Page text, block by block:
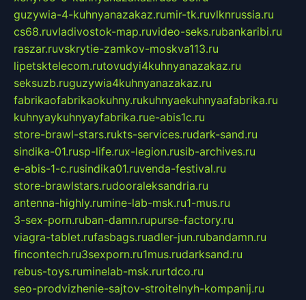
guzywia-4-kuhnyanazakaz.rumir-tk.ruvlknrussia.ru
cs68.ruvladivostok-map.ruvideo-seks.rubankaribi.ru
raszar.ruvskrytie-zamkov-moskva113.ru
lipetsktelecom.rutovudyi4kuhnyanazakaz.ru
seksuzb.ruguzywia4kuhnyanazakaz.ru
fabrikaofabrikaokuhny.rukuhnyaekuhnyaafabrika.ru
kuhnyaykuhnyayfabrika.rue-abis1c.ru
store-brawl-stars.rukts-services.rudark-sand.ru
sindika-01.rusp-life.rux-legion.rusib-archives.ru
e-abis-1-c.rusindika01.ruvenda-festival.ru
store-brawlstars.rudooraleksandria.ru
antenna-highly.rumine-lab-msk.ru1-mus.ru
3-sex-porn.ruban-damn.rupurse-factory.ru
viagra-tablet.rufasbags.ruadler-jun.rubandamn.ru
fincontech.ru3sexporn.ru1mus.rudarksand.ru
rebus-toys.ruminelab-msk.rurtdco.ru
seo-prodvizhenie-sajtov-stroitelnyh-kompanij.ru